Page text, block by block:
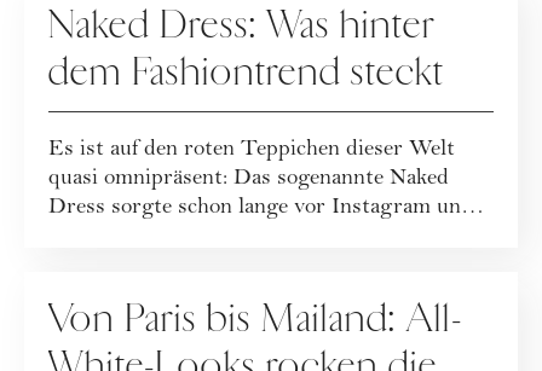
Naked Dress: Was hinter
dem Fashiontrend steckt
Es ist auf den roten Teppichen dieser Welt
quasi omnipräsent: Das sogenannte Naked
Dress sorgte schon lange vor Instagram und
Von Paris bis Mailand: All-